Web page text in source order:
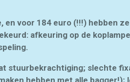
en voor 184 euro (!!!) hebben
afkeuring op de
stuurbekrachtiging; slechte